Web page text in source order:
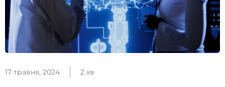
17 травня, 2024 2 хв